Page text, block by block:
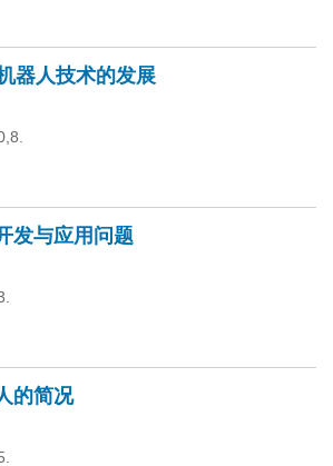
器人技术的发展
发与应用问题
的简况